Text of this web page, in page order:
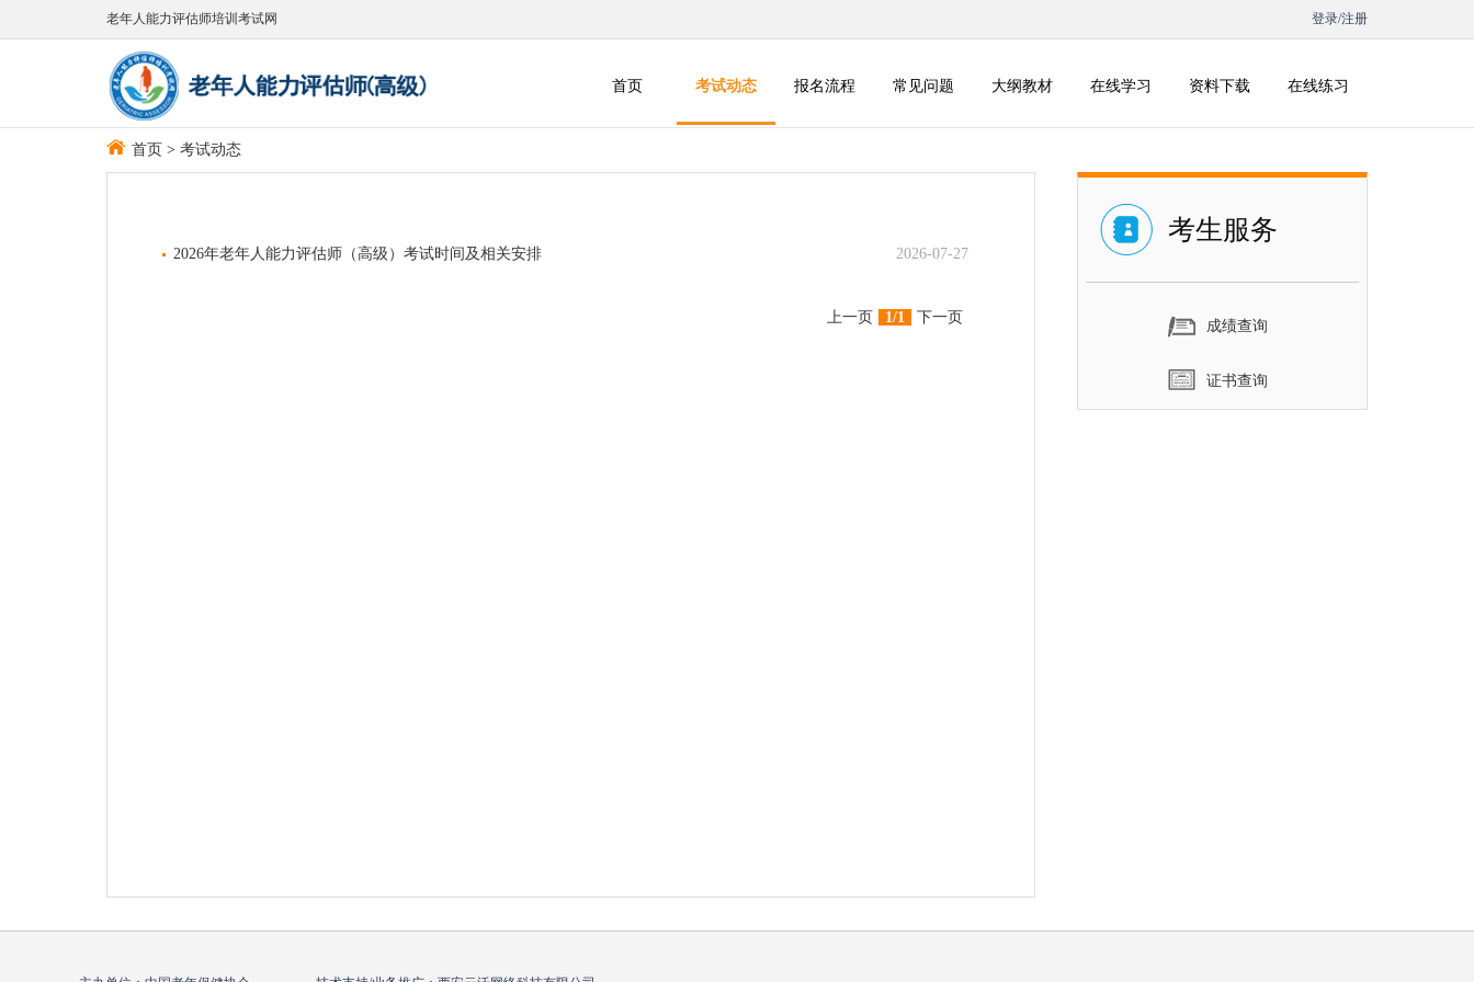
老年人能力评估师培训考试网 登录/注册
首页 考试动态 报名流程 常见问题 大纲教材 在线学习 资料下载 在线练习
首页 > 考试动态
2026年老年人能力评估师（高级）考试时间及相关安排 2026-07-27
上一页 1/1 下一页
考生服务
成绩查询
证书查询